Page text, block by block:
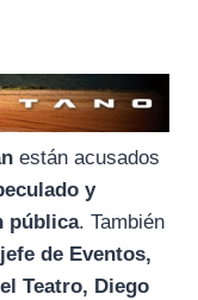
están acusados
y
pública. También
de Eventos,
Teatro, Diego